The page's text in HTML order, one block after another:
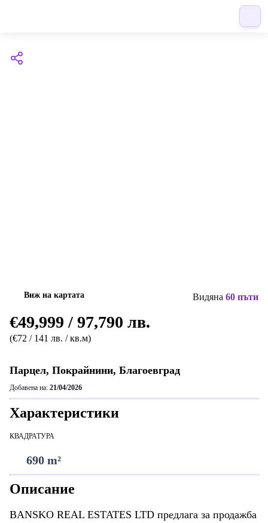
Виж на картата Видяна 60 пъти
€49,999 / 97,790 лв.
(€72 / 141 лв. / кв.м)
Парцел, Покрайнини, Благоевград
Добавена на: 21/04/2026
Характеристики
КВАДРАТУРА
690 m²
Описание
BANSKO REAL ESTATES LTD предлага за продажба